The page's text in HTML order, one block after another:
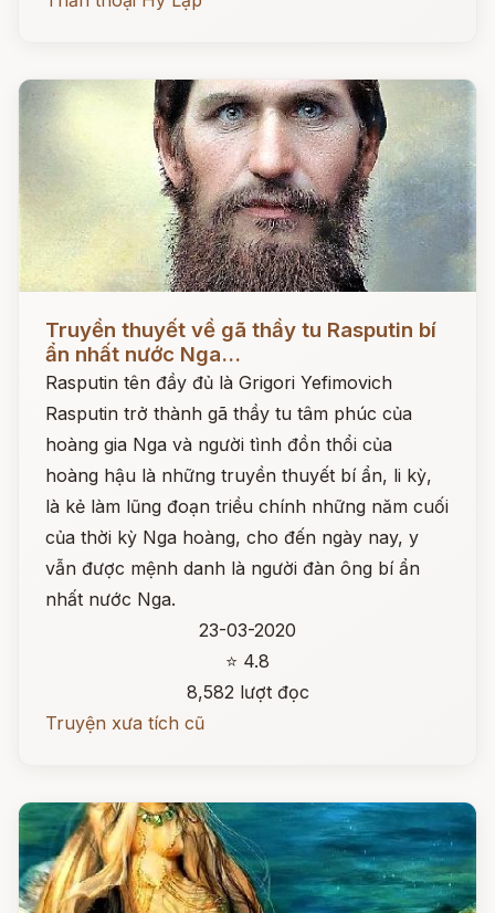
Đọc ngay
Truyền thuyết về gã thầy tu Rasputin bí
ẩn nhất nước Nga...
Rasputin tên đầy đủ là Grigori Yefimovich
Rasputin trở thành gã thầy tu tâm phúc của
hoàng gia Nga và người tình đồn thổi của
hoàng hậu là những truyền thuyết bí ẩn, li kỳ,
là kẻ làm lũng đoạn triều chính những năm cuối
của thời kỳ Nga hoàng, cho đến ngày nay, y
vẫn được mệnh danh là người đàn ông bí ẩn
nhất nước Nga.
23-03-2020
⭐ 4.8
8,582 lượt đọc
Truyện xưa tích cũ